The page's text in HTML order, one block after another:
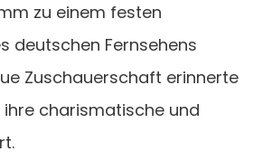
zu einem festen
deutschen Fernsehens
Zuschauerschaft erinnerte
charismatische und